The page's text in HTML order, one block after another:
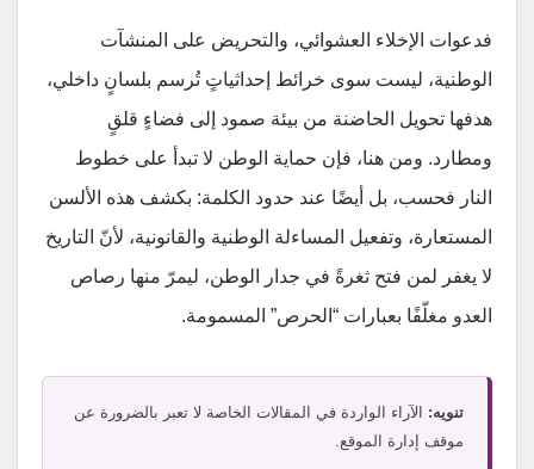
فدعوات الإخلاء العشوائي، والتحريض على المنشآت
الوطنية، ليست سوى خرائط إحداثياتٍ تُرسم بلسانٍ داخلي،
هدفها تحويل الحاضنة من بيئة صمود إلى فضاءٍ قلقٍ
ومطارد. ومن هنا، فإن حماية الوطن لا تبدأ على خطوط
النار فحسب، بل أيضًا عند حدود الكلمة: بكشف هذه الألسن
المستعارة، وتفعيل المساءلة الوطنية والقانونية، لأنّ التاريخ
لا يغفر لمن فتح ثغرةً في جدار الوطن، ليمرّ منها رصاص
العدو مغلّفًا بعبارات “الحرص” المسمومة.
تنويه: الآراء الواردة في المقالات الخاصة لا تعبر بالضرورة عن
موقف إدارة الموقع.